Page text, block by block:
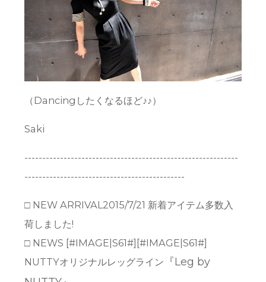
（Dancingしたくなるほど♪♪）
Saki
------------------------------------------------------------
---------------------------------------------
□ NEW ARRIVAL2015/7/21 新着アイテム多数入
荷しました!
□ NEWS [#IMAGE|S61#][#IMAGE|S61#]
NUTTYオリジナルレッグライン 『Leg by